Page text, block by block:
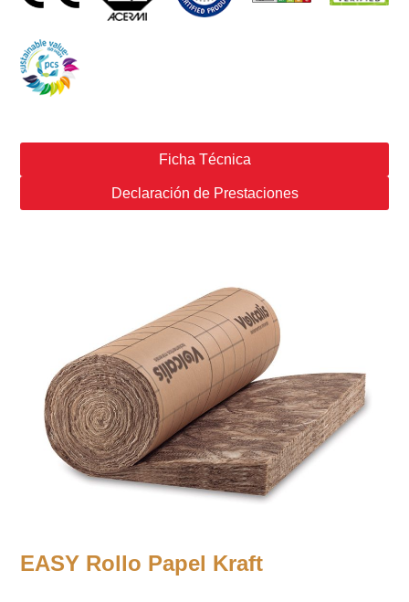
Ficha Técnica
Declaración de Prestaciones
EASY Rollo Papel Kraft